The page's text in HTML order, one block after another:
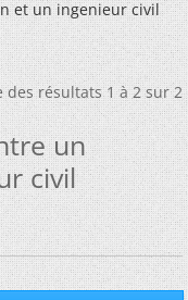
et un ingenieur civil
des résultats 1 à 2 sur 2
un
civil